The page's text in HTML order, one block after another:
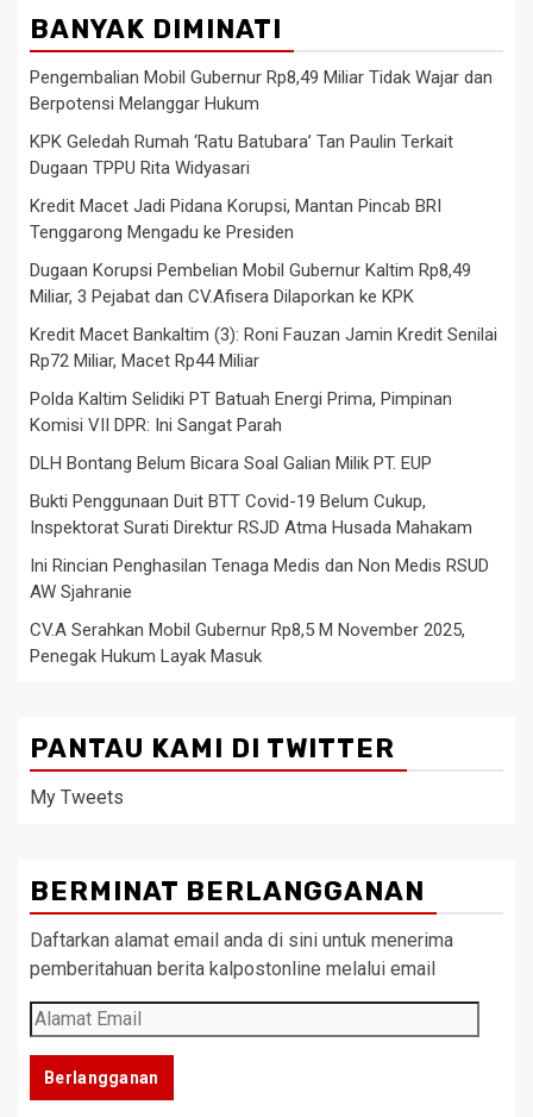
BANYAK DIMINATI
Pengembalian Mobil Gubernur Rp8,49 Miliar Tidak Wajar dan
Berpotensi Melanggar Hukum
KPK Geledah Rumah ‘Ratu Batubara’ Tan Paulin Terkait
Dugaan TPPU Rita Widyasari
Kredit Macet Jadi Pidana Korupsi, Mantan Pincab BRI
Tenggarong Mengadu ke Presiden
Dugaan Korupsi Pembelian Mobil Gubernur Kaltim Rp8,49
Miliar, 3 Pejabat dan CV.Afisera Dilaporkan ke KPK
Kredit Macet Bankaltim (3): Roni Fauzan Jamin Kredit Senilai
Rp72 Miliar, Macet Rp44 Miliar
Polda Kaltim Selidiki PT Batuah Energi Prima, Pimpinan
Komisi VII DPR: Ini Sangat Parah
DLH Bontang Belum Bicara Soal Galian Milik PT. EUP
Bukti Penggunaan Duit BTT Covid-19 Belum Cukup,
Inspektorat Surati Direktur RSJD Atma Husada Mahakam
Ini Rincian Penghasilan Tenaga Medis dan Non Medis RSUD
AW Sjahranie
CV.A Serahkan Mobil Gubernur Rp8,5 M November 2025,
Penegak Hukum Layak Masuk
PANTAU KAMI DI TWITTER
My Tweets
BERMINAT BERLANGGANAN
Daftarkan alamat email anda di sini untuk menerima
pemberitahuan berita kalpostonline melalui email
Alamat
Email
Berlangganan